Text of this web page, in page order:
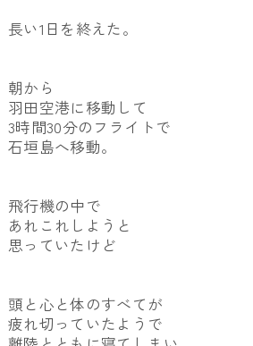
長い1日を終えた。
朝から
羽田空港に移動して
3時間30分のフライトで
石垣島へ移動。
飛行機の中で
あれこれしようと
思っていたけど
頭と心と体のすべてが
疲れ切っていたようで